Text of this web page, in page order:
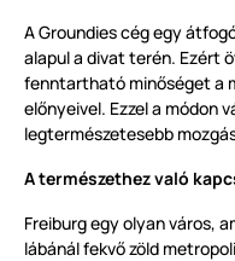
A Groundies cég egy
alapul a divat terén. Ezért
fenntartható minőséget a
előnyeivel. Ezzel a módon
legtermészetesebb
A természethez való
Freiburg egy olyan város,
lábánál fekvő zöld